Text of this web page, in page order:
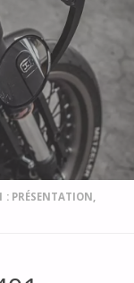
: PRÉSENTATION,